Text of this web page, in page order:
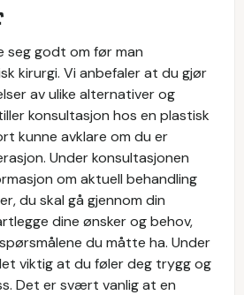
seg godt om før man
kirurgi. Vi anbefaler at du gjør
av ulike alternativer og
konsultasjon hos en plastisk
kunne avklare om du er
Under konsultasjonen
om aktuell behandling
du skal gå gjennom din
dine ønsker og behov,
du måtte ha. Under
viktig at du føler deg trygg og
Det er svært vanlig at en